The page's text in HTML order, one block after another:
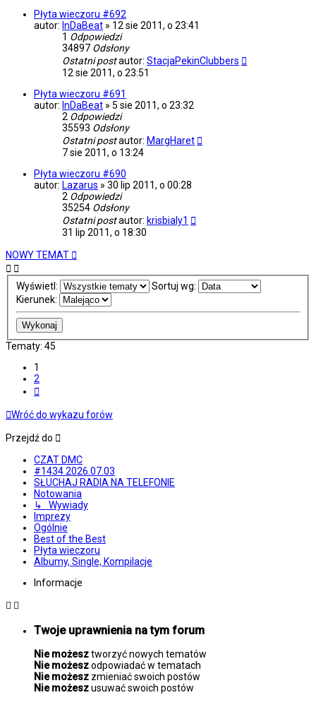
Płyta wieczoru #692
autor: InDaBeat » 12 sie 2011, o 23:41
1 Odpowiedzi
34897 Odsłony
Ostatni postautor: StacjaPekinClubbers
12 sie 2011, o 23:51
Płyta wieczoru #691
autor: InDaBeat » 5 sie 2011, o 23:32
2 Odpowiedzi
35593 Odsłony
Ostatni postautor: MargHaret
7 sie 2011, o 13:24
Płyta wieczoru #690
autor: Lazarus » 30 lip 2011, o 00:28
2 Odpowiedzi
35254 Odsłony
Ostatni postautor: krisbialy1
31 lip 2011, o 18:30
NOWY TEMAT
Wyświetl:
Sortuj wg:
Kierunek:
Tematy: 45
1
2
Wróć do wykazu forów
Przejdź do
CZAT DMC
#1434 2026.07.03
SŁUCHAJ RADIA NA TELEFONIE
Notowania
↳ Wywiady
Imprezy
Ogólnie
Best of the Best
Płyta wieczoru
Albumy, Single, Kompilacje
Informacje
Twoje uprawnienia na tym forum
Nie możesztworzyć nowych tematów
Nie możeszodpowiadać w tematach
Nie możesz zmieniać swoich postów
Nie możeszusuwać swoich postów